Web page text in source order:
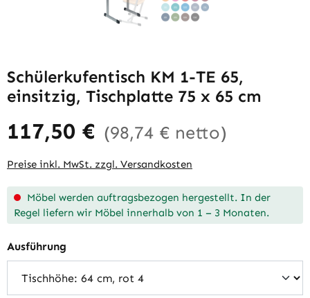
Schülerkufentisch KM 1-TE 65,
einsitzig, Tischplatte 75 x 65 cm
117,50 € (98,74 € netto)
Preise inkl. MwSt. zzgl. Versandkosten
Möbel werden auftragsbezogen hergestellt. In der
Regel liefern wir Möbel innerhalb von 1 – 3 Monaten.
Ausführung